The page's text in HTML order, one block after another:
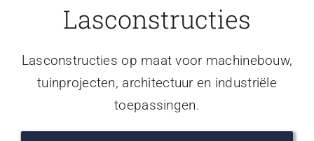
Lasconstructies
Lasconstructies op maat voor machinebouw,
tuinprojecten, architectuur en industriële
toepassingen.